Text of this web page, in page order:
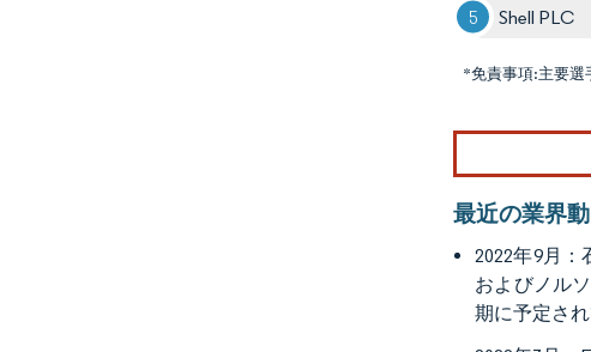
Shell PLC
*免責事項:主要選
最近の業界
2022年9月
およびノル
期に予定され